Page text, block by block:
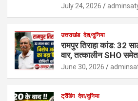
July 24, 2026
उत्तराखंड देश/दुनिया
रामपुर तिराहा कांड: 32
वार, तत्कालीन SHO
June 30, 2026
ट्रेंडिंग देश/दुनिया